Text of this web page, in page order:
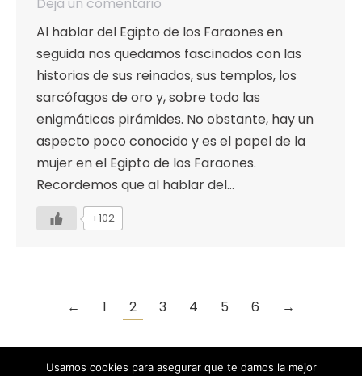
Deja un comentario
Al hablar del Egipto de los Faraones en
seguida nos quedamos fascinados con las
historias de sus reinados, sus templos, los
sarcófagos de oro y, sobre todo las
enigmáticas pirámides. No obstante, hay un
aspecto poco conocido y es el papel de la
mujer en el Egipto de los Faraones.
Recordemos que al hablar del…
+102
← 1 2 3 4 5 6 →
Usamos cookies para asegurar que te damos la mejor